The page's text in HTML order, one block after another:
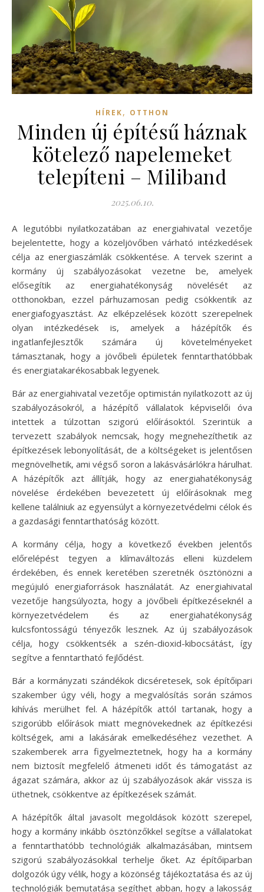
HÍREK, OTTHON
Minden új építésű háznak
kötelező napelemeket
telepíteni – Miliband
2025.06.10.
A legutóbbi nyilatkozatában az energiahivatal vezetője
bejelentette, hogy a közeljövőben várható intézkedések
célja az energiaszámlák csökkentése. A tervek szerint a
kormány új szabályozásokat vezetne be, amelyek
elősegítik az energiahatékonyság növelését az
otthonokban, ezzel párhuzamosan pedig csökkentik az
energiafogyasztást. Az elképzelések között szerepelnek
olyan intézkedések is, amelyek a házépítők és
ingatlanfejlesztők számára új követelményeket
támasztanak, hogy a jövőbeli épületek fenntarthatóbbak
és energiatakarékosabbak legyenek.
Bár az energiahivatal vezetője optimistán nyilatkozott az új
szabályozásokról, a házépítő vállalatok képviselői óva
intettek a túlzottan szigorú előírásoktól. Szerintük a
tervezett szabályok nemcsak, hogy megnehezíthetik az
építkezések lebonyolítását, de a költségeket is jelentősen
megnövelhetik, ami végső soron a lakásvásárlókra hárulhat.
A házépítők azt állítják, hogy az energiahatékonyság
növelése érdekében bevezetett új előírásoknak meg
kellene találniuk az egyensúlyt a környezetvédelmi célok és
a gazdasági fenntarthatóság között.
A kormány célja, hogy a következő években jelentős
előrelépést tegyen a klímaváltozás elleni küzdelem
érdekében, és ennek keretében szeretnék ösztönözni a
megújuló energiaforrások használatát. Az energiahivatal
vezetője hangsúlyozta, hogy a jövőbeli építkezéseknél a
környezetvédelem és az energiahatékonyság
kulcsfontosságú tényezők lesznek. Az új szabályozások
célja, hogy csökkentsék a szén-dioxid-kibocsátást, így
segítve a fenntartható fejlődést.
Bár a kormányzati szándékok dicséretesek, sok építőipari
szakember úgy véli, hogy a megvalósítás során számos
kihívás merülhet fel. A házépítők attól tartanak, hogy a
szigorúbb előírások miatt megnövekednek az építkezési
költségek, ami a lakásárak emelkedéséhez vezethet. A
szakemberek arra figyelmeztetnek, hogy ha a kormány
nem biztosít megfelelő átmeneti időt és támogatást az
ágazat számára, akkor az új szabályozások akár vissza is
üthetnek, csökkentve az építkezések számát.
A házépítők által javasolt megoldások között szerepel,
hogy a kormány inkább ösztönzőkkel segítse a vállalatokat
a fenntarthatóbb technológiák alkalmazásában, mintsem
szigorú szabályozásokkal terhelje őket. Az építőiparban
dolgozók úgy vélik, hogy a közönség tájékoztatása és az új
technológiák bemutatása segíthet abban, hogy a lakosság